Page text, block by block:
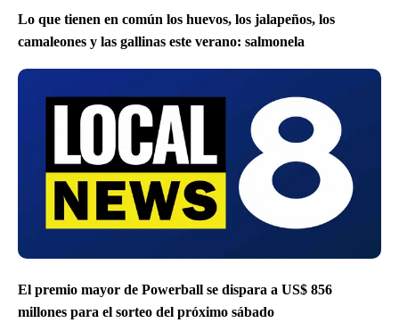
Lo que tienen en común los huevos, los jalapeños, los
camaleones y las gallinas este verano: salmonela
El premio mayor de Powerball se dispara a US$ 856
millones para el sorteo del próximo sábado